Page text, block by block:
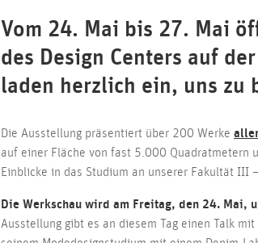
Vom 24. Mai bis 27. Mai
des Design Centers auf
laden herzlich ein, uns zu
Die Ausstellung präsentiert über 200 Werke
auf einer Fläche von fast 5.000 Quadratmetern
Einblicke in das Studium an unserer Fakultät III
Die Werkschau wird am Freitag, den 24. Mai,
Ausstellung gibt es an diesem Tag einen Talk